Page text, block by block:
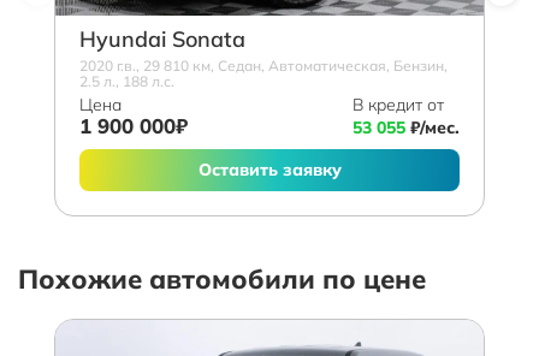
Hyundai Sonata
2020 г.в., 29 810 км, Седан, Автоматическая, Бензин,
2.5 л., 188 л.с.
Цена
1 900 000₽
В кредит от
53 055 ₽/мес.
Оставить заявку
Похожие автомобили по цене